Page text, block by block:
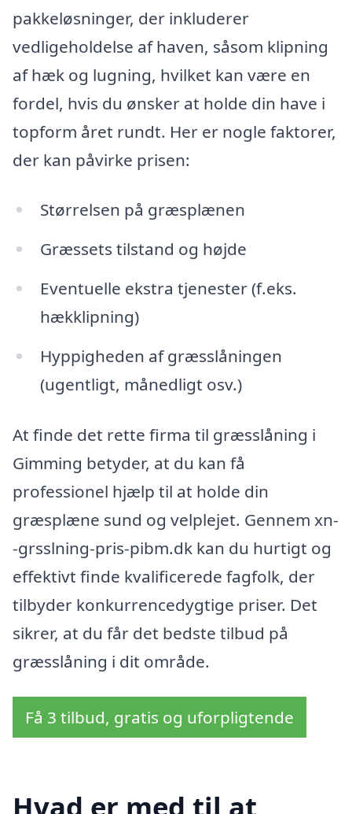
pakkeløsninger, der inkluderer
vedligeholdelse af haven, såsom klipning
af hæk og lugning, hvilket kan være en
fordel, hvis du ønsker at holde din have i
topform året rundt. Her er nogle faktorer,
der kan påvirke prisen:
Størrelsen på græsplænen
Græssets tilstand og højde
Eventuelle ekstra tjenester (f.eks.
hækklipning)
Hyppigheden af græsslåningen
(ugentligt, månedligt osv.)
At finde det rette firma til græsslåning i
Gimming betyder, at du kan få
professionel hjælp til at holde din
græsplæne sund og velplejet. Gennem xn-
-grsslning-pris-pibm.dk kan du hurtigt og
effektivt finde kvalificerede fagfolk, der
tilbyder konkurrencedygtige priser. Det
sikrer, at du får det bedste tilbud på
græsslåning i dit område.
Få 3 tilbud, gratis og uforpligtende
Hvad er med til at